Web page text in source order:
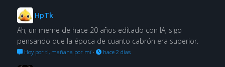
HpTk
Ah, un meme de hace 20 años editado con IA, sigo
pensando que la época de cuanto cabrón era superior.
Hoy por ti, mañana por mí· hace 2 días